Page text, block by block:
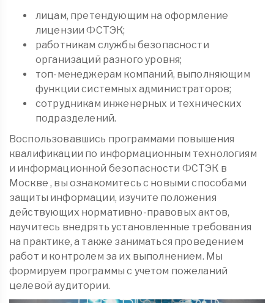
лицам, претендующим на оформление
лицензии ФСТЭК;
работникам службы безопасности
организаций разного уровня;
топ-менеджерам компаний, выполняющим
функции системных администраторов;
сотрудникам инженерных и технических
подразделений.
Воспользовавшись программами повышения
квалификации по информационным технологиям
и информационной безопасности ФСТЭК в
Москве , вы ознакомитесь с новыми способами
защиты информации, изучите положения
действующих нормативно-правовых актов,
научитесь внедрять установленные требования
на практике, а также заниматься проведением
работ и контролем за их выполнением. Мы
формируем программы с учетом пожеланий
целевой аудитории.